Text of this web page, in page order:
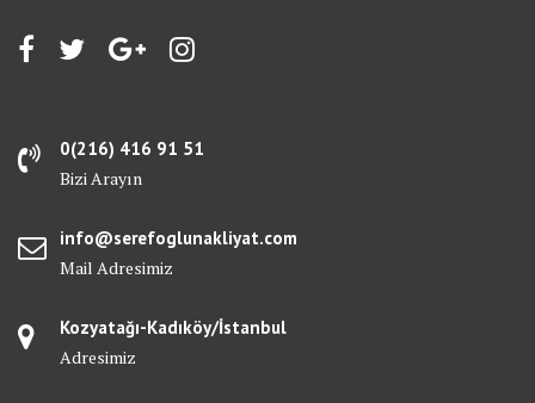
0(216) 416 91 51
Bizi Arayın
info@serefoglunakliyat.com
Mail Adresimiz
Kozyatağı-Kadıköy/İstanbul
Adresimiz